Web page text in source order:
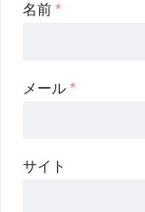
名前 *
メール *
サイト